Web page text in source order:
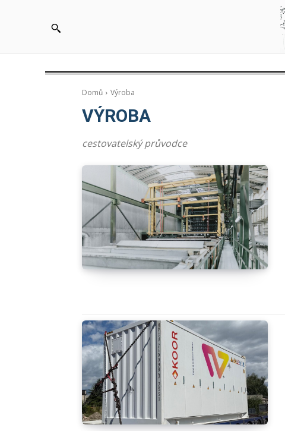
Domů Výroba
VÝROBA
cestovatelský průvodce